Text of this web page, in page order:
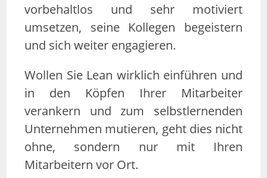
vorbehaltlos und sehr motiviert
umsetzen, seine Kollegen begeistern
und sich weiter engagieren.
Wollen Sie Lean wirklich einführen und
in den Köpfen Ihrer Mitarbeiter
verankern und zum selbstlernenden
Unternehmen mutieren, geht dies nicht
ohne, sondern nur mit Ihren
Mitarbeitern vor Ort.